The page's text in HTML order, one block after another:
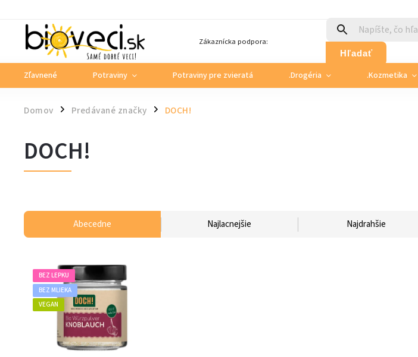
Zákaznícka podpora:
Hľadať
Zľavnené Potraviny Potraviny pre zvieratá .Drogéria .Kozmetika
Domov / Predávané značky / DOCH!
DOCH!
Abecedne Najlacnejšie Najdrahšie
BEZ LEPKU
BEZ MLIEKA
VEGAN